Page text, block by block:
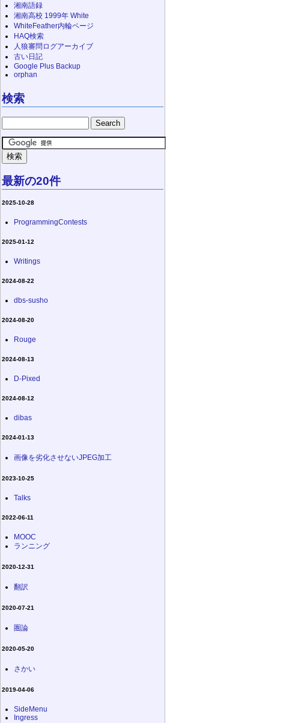
湘南語録
湘南高校 1999年 White
WhiteFeather内輪ページ
HAQ検索
人狼審問ログアーカイブ
古い日記
Google Plus Backup
orphan
検索
最新の20件
2025-10-28
ProgrammingContests
2025-01-12
Writings
2024-08-22
dbs-susho
2024-08-20
Rouge
2024-08-13
D-Pixed
2024-08-12
dibas
2024-01-13
画像を劣化させないJPEG加工
2023-10-25
Talks
2022-06-11
MOOC
ランニング
2020-12-31
翻訳
2020-07-21
圏論
2020-05-20
さかい
2019-04-06
SideMenu
Ingress